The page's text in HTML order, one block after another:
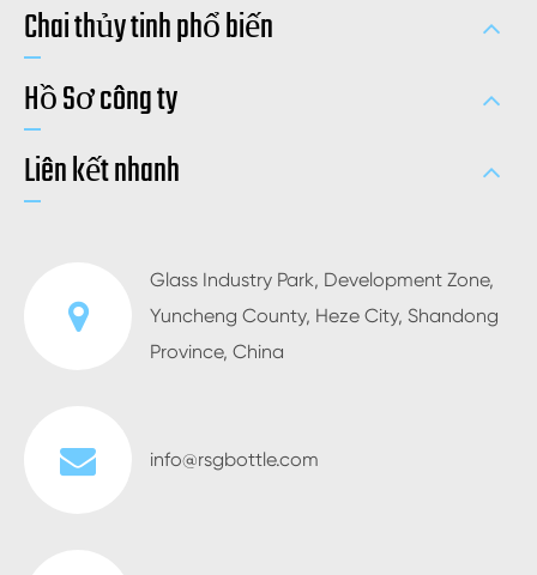
Chai thủy tinh phổ biến
Hồ Sơ công ty
Liên kết nhanh
Glass Industry Park, Development Zone,
Yuncheng County, Heze City, Shandong
Province, China
info@rsgbottle.com